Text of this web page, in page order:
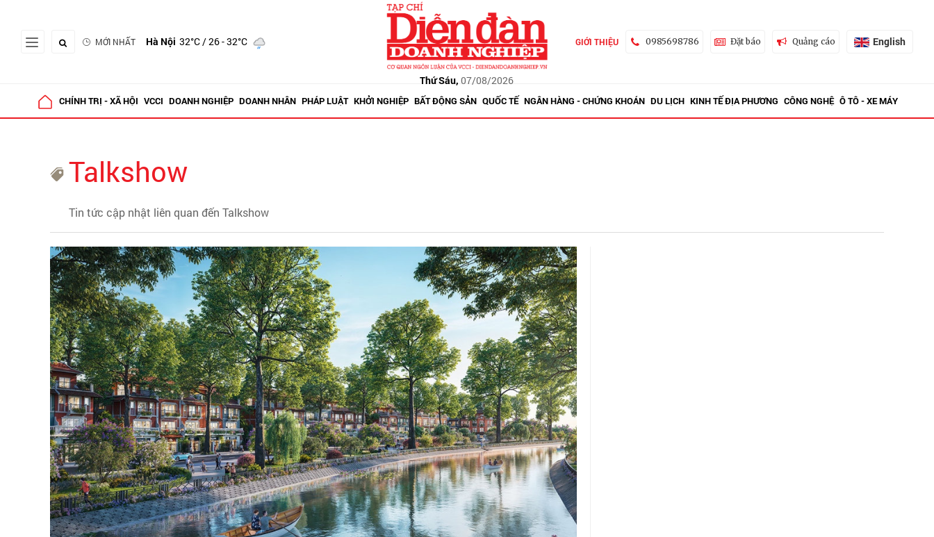
MỚI NHẤT Hà Nội 32°C/ 26 - 32°C
Thứ Sáu, 07/08/2026
GIỚI THIỆU 0985698786 Đặt báo Quảng cáo English
CHÍNH TRỊ - XÃ HỘI VCCI DOANH NGHIỆP DOANH NHÂN PHÁP LUẬT KHỞI NGHIỆP BẤT ĐỘNG SẢN QUỐC TẾ NGÂN HÀNG - CHỨNG KHOÁN DU LỊCH KINH TẾ ĐỊA PHƯƠNG CÔNG NGHỆ Ô TÔ - XE MÁY
Talkshow
Tin tức cập nhật liên quan đến Talkshow